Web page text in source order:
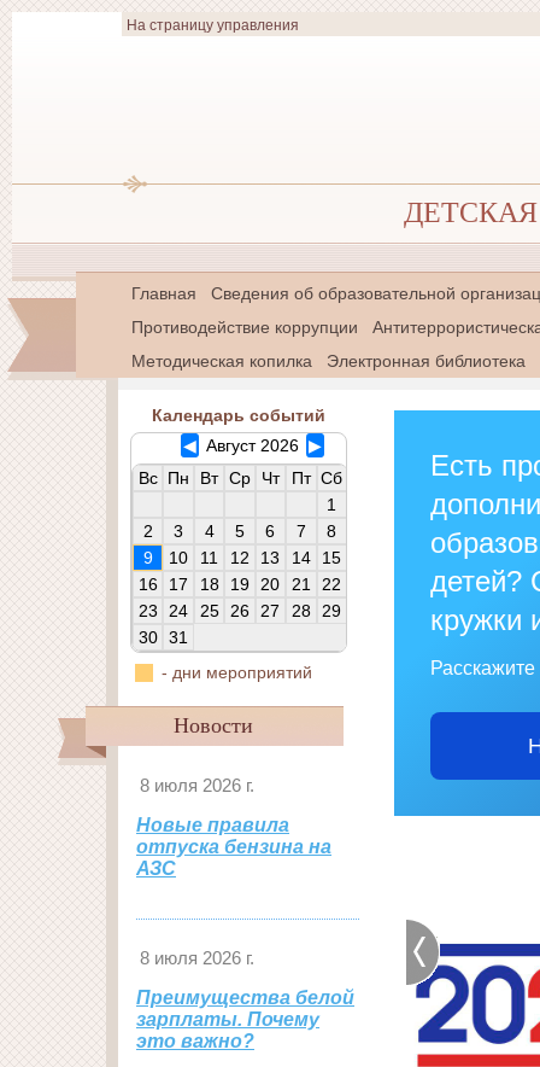
На страницу управления
ДЕТСКАЯ
Главная
Сведения об образовательной
Противодействие коррупции
Методическая копилка
Электронная библиотека
Календарь событий
◀ Август 2026 ▶
Вс Пн Вт Ср Чт Пт Сб
1
2
3 4 5 6 7
8
9
10 11 12 13 14
15
16
17 18 19 20 21
22
23
24 25 26 27 28
29
30 31
- дни мероприятий
Новости
8 июля 2026 г.
Новые правила
отпуска бензина на
АЗС
8 июля 2026 г.
Преимущества белой
зарплаты. Почему
это важно?
Есть
детей?
кружки